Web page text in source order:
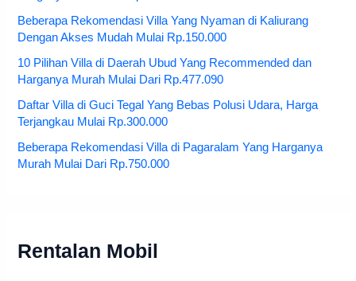
Beberapa Rekomendasi Villa Yang Nyaman di Kaliurang
Dengan Akses Mudah Mulai Rp.150.000
10 Pilihan Villa di Daerah Ubud Yang Recommended dan
Harganya Murah Mulai Dari Rp.477.090
Daftar Villa di Guci Tegal Yang Bebas Polusi Udara, Harga
Terjangkau Mulai Rp.300.000
Beberapa Rekomendasi Villa di Pagaralam Yang Harganya
Murah Mulai Dari Rp.750.000
Rentalan Mobil